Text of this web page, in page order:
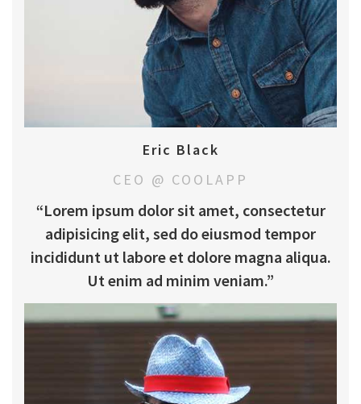
Eric Black
CEO @ COOLAPP
“Lorem ipsum dolor sit amet, consectetur
adipisicing elit, sed do eiusmod tempor
incididunt ut labore et dolore magna aliqua.
Ut enim ad minim veniam.”